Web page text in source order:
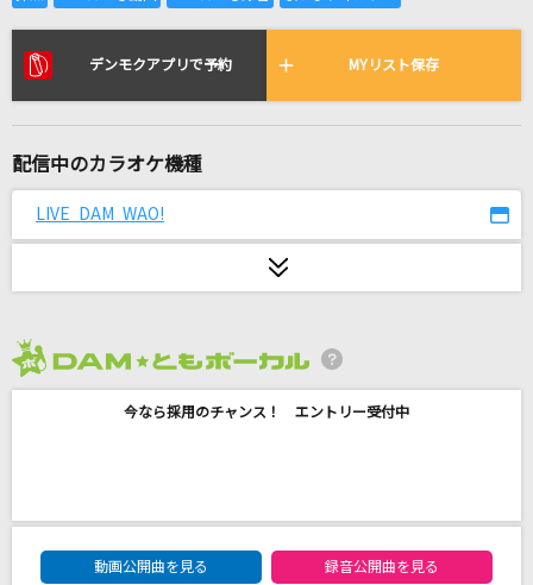
リアルタイムで歌われている曲の一覧
テルーの唄
ハナミズキ
オドループ
デンモクアプリで予約 MYリスト保存
配信中のカラオケ機種
LIVE DAM WAO!
今なら採用のチャンス！ エントリー受付中
DAM★ともボーカルエントリーランキング
動画公開曲を見る
録音公開曲を見る